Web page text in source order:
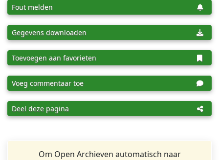
Fout melden
Gegevens downloaden
Toevoegen aan favorieten
Voeg commentaar toe
Deel deze pagina
Om Open Archieven automatisch naar